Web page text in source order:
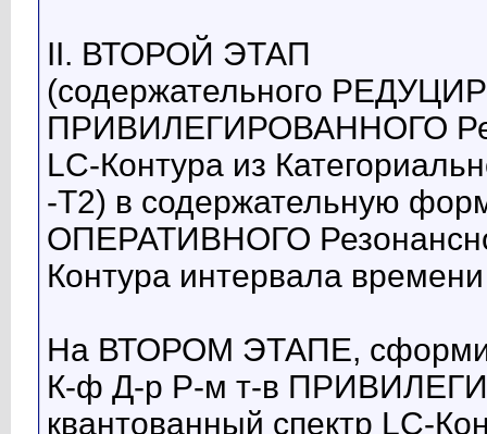
II. ВТОРОЙ ЭТАП
(содержательного
ПРИВИЛЕГИРОВАННОГО
LC-Контура из
-Т2) в содержательную
ОПЕРАТИВНОГО
Контура интервала
На ВТОРОМ ЭТАПЕ,
К-ф Д-р Р-м т-в
квантованный спектр LC-